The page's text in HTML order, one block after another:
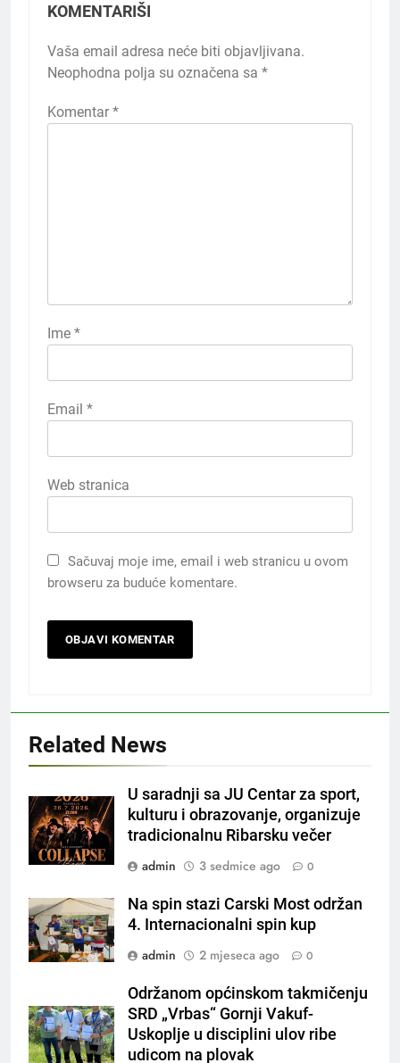
KOMENTARIŠI
Vaša email adresa neće biti objavljivana.
Neophodna polja su označena sa *
Komentar *
Ime *
Email *
Web stranica
Sačuvaj moje ime, email i web stranicu u ovom
browseru za buduće komentare.
Related News
U saradnji sa JU Centar za sport,
kulturu i obrazovanje, organizuje
tradicionalnu Ribarsku večer
admin
3 sedmice ago 0
Na spin stazi Carski Most održan
4. Internacionalni spin kup
admin
2 mjeseca ago 0
Održanom općinskom takmičenju
SRD „Vrbas“ Gornji Vakuf-
Uskoplje u disciplini ulov ribe
udicom na plovak